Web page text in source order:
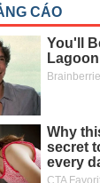
tay Grab và
rộng ra toàn thị
vẫn đang nắm